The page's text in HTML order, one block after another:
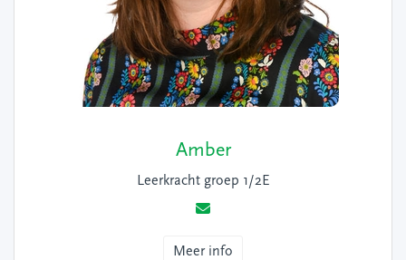
Amber
Leerkracht groep 1/2E
Meer info